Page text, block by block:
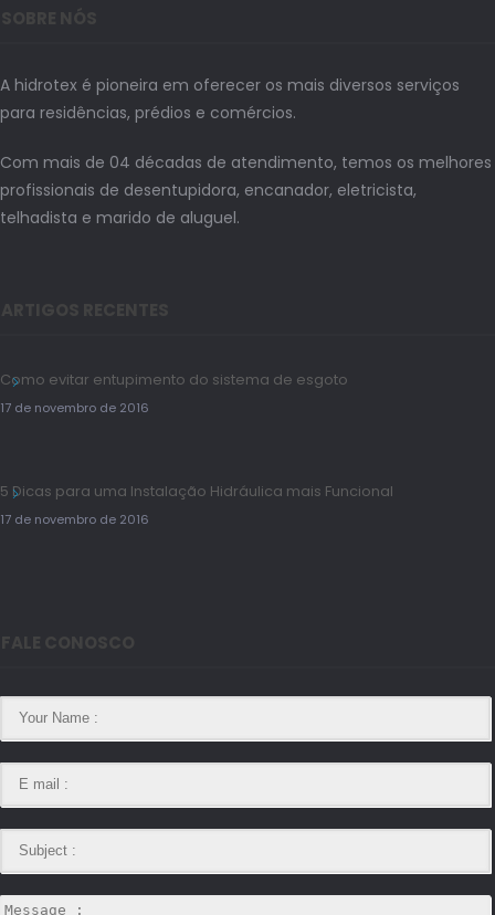
A hidrotex é pioneira em oferecer os mais diversos serviços
para residências, prédios e comércios.
Com mais de 04 décadas de atendimento, temos os melhores
profissionais de desentupidora, encanador, eletricista,
telhadista e marido de aluguel.
Como evitar entupimento do sistema de esgoto
17 de novembro de 2016
5 Dicas para uma Instalação Hidráulica mais Funcional
17 de novembro de 2016